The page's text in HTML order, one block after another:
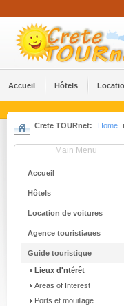
Accueil Hôtels
Crete TOURnet: Home
Main Menu
Accueil
Hôtels
Location de voitures
Agence touristiaues
Guide touristique
Lieux d'ntérêt
Areas of Interest
Ports et mouillage